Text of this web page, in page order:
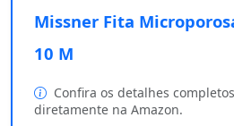
Missner Fita
10 M
Confira os detalhes
diretamente na Amazon.